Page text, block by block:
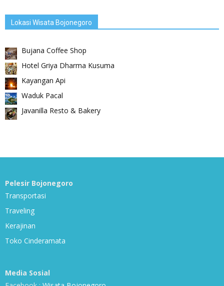
Lokasi Wisata Bojonegoro
Bujana Coffee Shop
Hotel Griya Dharma Kusuma
Kayangan Api
Waduk Pacal
Javanilla Resto & Bakery
Pelesir Bojonegoro
Transportasi
Traveling
Kerajinan
Toko Cinderamata
Media Sosial